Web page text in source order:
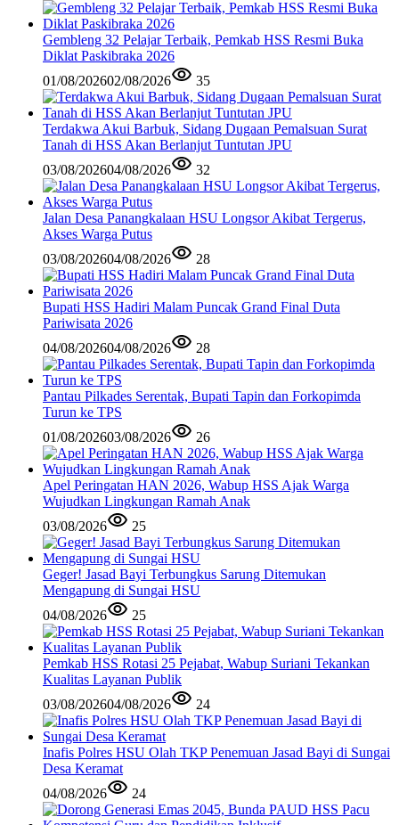
Gembleng 32 Pelajar Terbaik, Pemkab HSS Resmi Buka
Diklat Paskibraka 2026
01/08/202602/08/2026 35
Terdakwa Akui Barbuk, Sidang Dugaan Pemalsuan Surat
Tanah di HSS Akan Berlanjut Tuntutan JPU
03/08/202604/08/2026 32
Jalan Desa Panangkalaan HSU Longsor Akibat Tergerus,
Akses Warga Putus
03/08/202604/08/2026 28
Bupati HSS Hadiri Malam Puncak Grand Final Duta
Pariwisata 2026
04/08/202604/08/2026 28
Pantau Pilkades Serentak, Bupati Tapin dan Forkopimda
Turun ke TPS
01/08/202603/08/2026 26
Apel Peringatan HAN 2026, Wabup HSS Ajak Warga
Wujudkan Lingkungan Ramah Anak
03/08/2026
25
Geger! Jasad Bayi Terbungkus Sarung Ditemukan
Mengapung di Sungai HSU
04/08/2026
25
Pemkab HSS Rotasi 25 Pejabat, Wabup Suriani Tekankan
Kualitas Layanan Publik
03/08/202604/08/2026 24
Inafis Polres HSU Olah TKP Penemuan Jasad Bayi di Sungai
Desa Keramat
04/08/2026
24